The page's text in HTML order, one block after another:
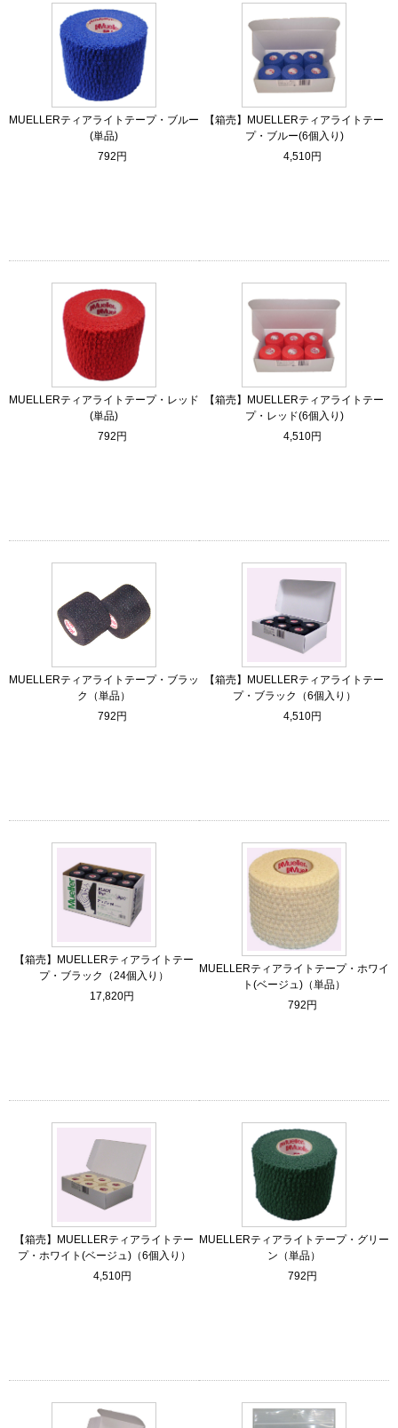
MUELLERティアライトテープ・ブルー
(単品)
792円
【箱売】MUELLERティアライトテー
プ・ブルー(6個入り)
4,510円
MUELLERティアライトテープ・レッド
(単品)
792円
【箱売】MUELLERティアライトテー
プ・レッド(6個入り)
4,510円
MUELLERティアライトテープ・ブラッ
ク（単品）
792円
【箱売】MUELLERティアライトテー
プ・ブラック（6個入り）
4,510円
【箱売】MUELLERティアライトテー
プ・ブラック（24個入り）
17,820円
MUELLERティアライトテープ・ホワイ
ト(ベージュ)（単品）
792円
【箱売】MUELLERティアライトテー
プ・ホワイト(ベージュ)（6個入り）
4,510円
MUELLERティアライトテープ・グリー
ン（単品）
792円